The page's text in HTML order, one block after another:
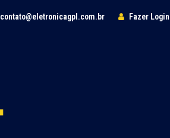
contato@eletronicagpl.com.br Fazer Login